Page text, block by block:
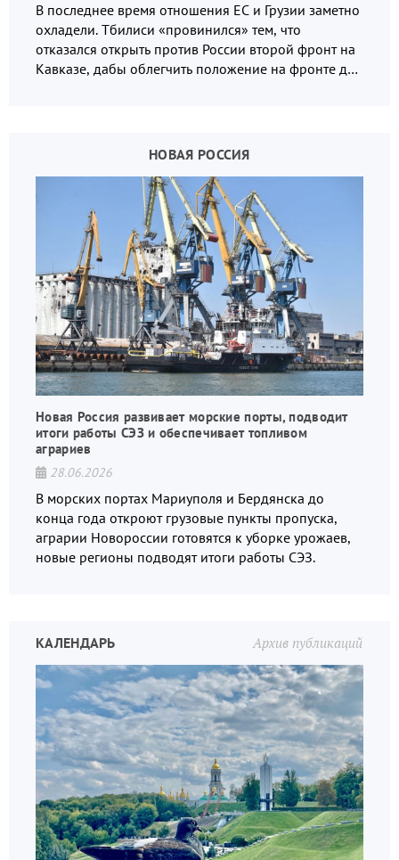
В последнее время отношения ЕС и Грузии заметно
охладели. Тбилиси «провинился» тем, что
отказался открыть против России второй фронт на
Кавказе, дабы облегчить положение на фронте для
НОВАЯ РОССИЯ
Новая Россия развивает морские порты, подводит
итоги работы СЭЗ и обеспечивает топливом
аграриев
28.06.2026
В морских портах Мариуполя и Бердянска до
конца года откроют грузовые пункты пропуска,
аграрии Новороссии готовятся к уборке урожаев,
новые регионы подводят итоги работы СЭЗ.
Архив публикаций
КАЛЕНДАРЬ